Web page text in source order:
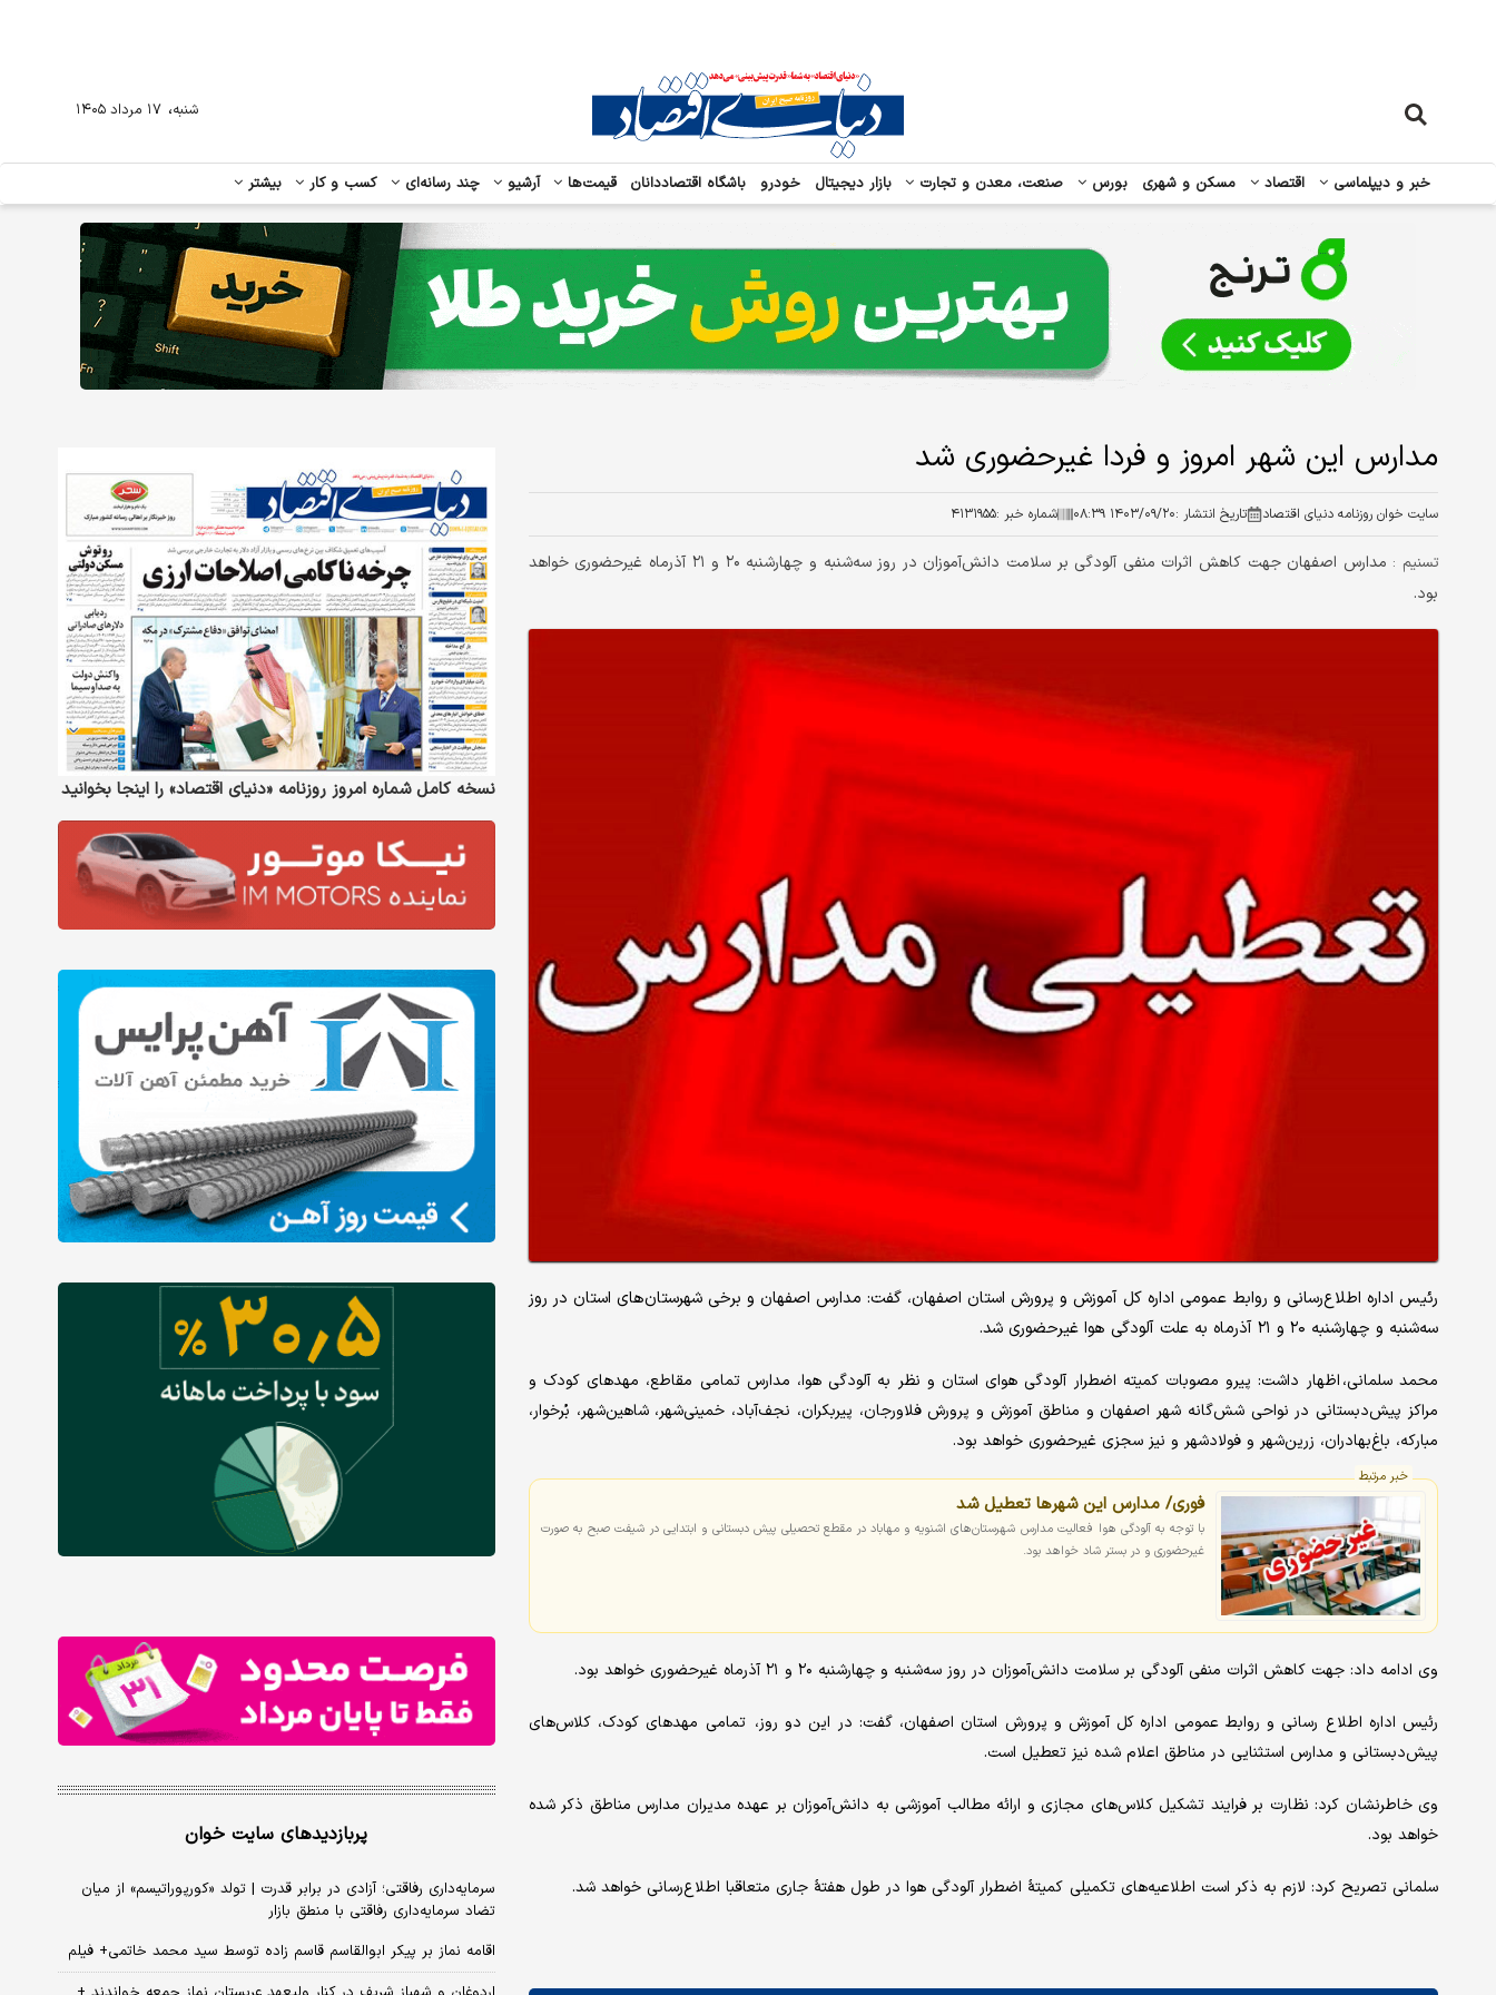
خبر و دیپلماسی اقتصاد مسکن و شهری بورس صنعت، معدن و تجارت بازار دیجیتال خودرو باشگاه اقتصاددانان قیمت‌ها آرشیو چند رسانه‌ای کسب و کار بیشتر
شنبه، ۱۷ مرداد ۱۴۰۵
مدارس این شهر امروز و فردا غیرحضوری شد
سایت خوان روزنامه دنیای اقتصاد تاریخ انتشار :۱۴۰۳/۰۹/۲۰ ۰۸:۳۹ شماره خبر :۴۱۳۱۹۵۵
تسنیم :
مدارس اصفهان جهت کاهش اثرات منفی آلودگی بر سلامت دانش‌آموزان در روز سه‌شنبه و چهارشنبه ۲۰ و ۲۱ آذرماه غیرحضوری خواهد
بود.
رئیس اداره اطلاع‌رسانی و روابط عمومی اداره ‌کل آموزش و پرورش استان اصفهان، گفت: مدارس اصفهان و برخی شهرستان‌های استان در روز
سه‌شنبه و چهارشنبه ۲۰ و ۲۱ آذرماه به علت آلودگی هوا غیرحضوری شد.
محمد سلمانی، اظهار داشت: پیرو مصوبات کمیته اضطرار آلودگی هوای استان و نظر به آلودگی هوا، مدارس تمامی مقاطع، مهدهای کودک و
مراکز پیش‌دبستانی در نواحی شش‌گانه شهر اصفهان و مناطق آموزش و پرورش فلاورجان، پیربکران، نجف‌آباد، خمینی‌شهر، شاهین‌شهر، بُرخوار،
مبارکه، باغ‌بهادران، زرین‌شهر و فولادشهر و نیز سجزی غیرحضوری خواهد بود.
خبر مرتبط
فوری/ مدارس این شهرها تعطیل شد
با توجه به آلودگی هوا فعالیت مدارس شهرستان‌های اشنویه و مهاباد در مقطع تحصیلی پیش دبستانی و ابتدایی در شیفت صبح به صورت
غیرحضوری و در بستر شاد خواهد بود.
وی ادامه داد: جهت کاهش اثرات منفی آلودگی بر سلامت دانش‌آموزان در روز سه‌شنبه و چهارشنبه ۲۰ و ۲۱ آذرماه غیرحضوری خواهد بود.
رئیس اداره اطلاع رسانی و روابط عمومی اداره ‌کل آموزش و پرورش استان اصفهان، گفت: در این دو روز، تمامی مهدهای کودک، کلاس‌های
پیش‌دبستانی و مدارس استثنایی در مناطق اعلام شده نیز تعطیل است.
وی خاطرنشان کرد: نظارت بر فرایند تشکیل کلاس‌های مجازی و ارائه مطالب آموزشی به دانش‌آموزان بر عهده مدیران مدارس مناطق ذکر شده
خواهد بود.
سلمانی تصریح کرد: لازم به ذکر است اطلاعیه‌های تکمیلی کمیتهٔ اضطرار آلودگی هوا در طول هفتهٔ جاری متعاقبا اطلاع‌رسانی خواهد شد.
نسخه کامل شماره امروز روزنامه «دنیای‌ اقتصاد» را اینجا بخوانید
پربازدیدهای سایت خوان
سرمایه‌داری رفاقتی؛ آزادی در برابر قدرت | تولد «کورپوراتیسم» از میان
تضاد سرمایه‌داری رفاقتی با منطق بازار
اقامه نماز بر پیکر ابوالقاسم قاسم زاده توسط سید محمد خاتمی+ فیلم